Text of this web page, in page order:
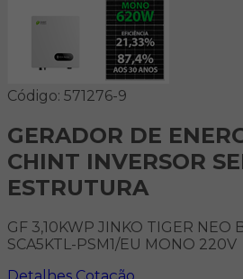
Código: 571276-9
GERADOR DE
CHINT INVERSOR
ESTRUTURA
GF 3,10KWP JINKO TIGER NEO
SCA5KTL-PSM1/EU MONO 220V